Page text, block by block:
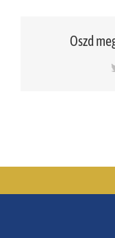
Oszd